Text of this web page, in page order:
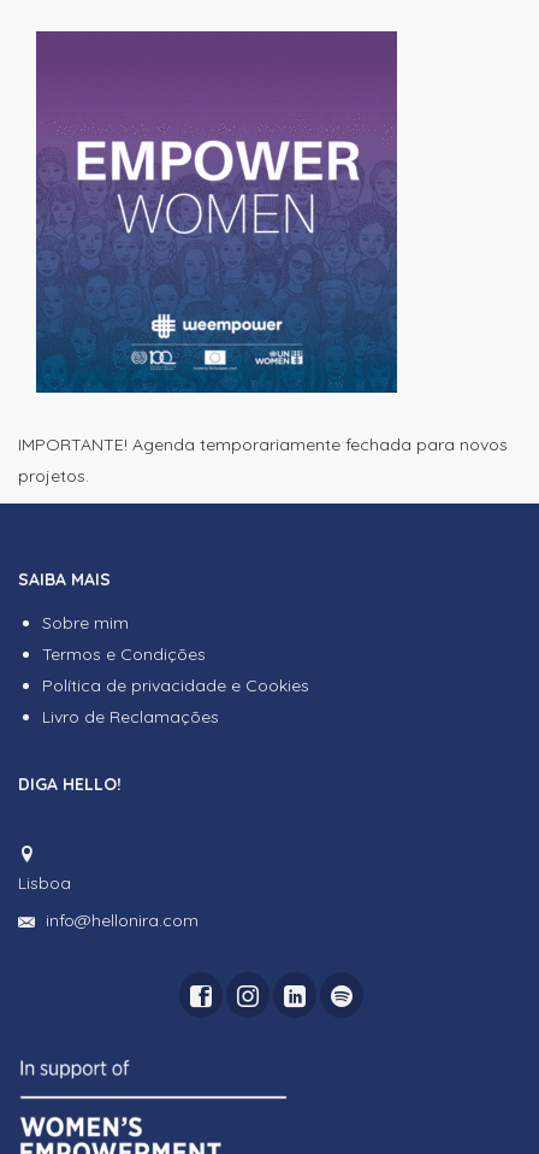
IMPORTANTE! Agenda temporariamente fechada para novos
projetos.
SAIBA MAIS
Sobre mim
Termos e Condições
Política de privacidade e Cookies
Livro de Reclamações
DIGA HELLO!
Lisboa
info@hellonira.com